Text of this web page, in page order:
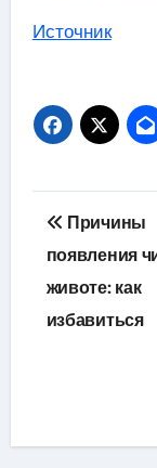
Источник
по
записям
Причины
появления
животе: как
избавиться